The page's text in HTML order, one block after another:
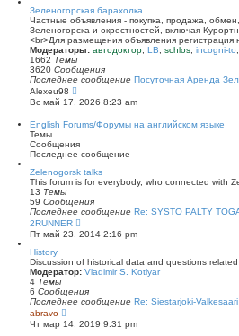
щ
е
н
и
ю
е
д
н
е
м
у
о
щ
н
е
й
т
и
к
п
о
с
л
е
д
е
у
с
о
б
щ
е
н
и
ю
Зеленогорская барахолка
Частные объявления - покупка, продажа,
Зеленогорска и окрестностей, включая
<br>Для размещения объявления регистрация
Модераторы: автодоктор LB schlos incogni-to
1662 Темы
3620 Сообщения
Последнее сообщение Посуточная Аренда
Alexeu98
е
р
й
и
к
п
о
с
е
д
н
е
с
о
б
щ
н
Вс май 17, 2026 8:23 am
English Forums/Форумы на английском языке
Темы
Сообщения
Последнее сообщение
Zelenogorsk talks
This forum is for everybody, who connected with
13 Темы
59 Сообщения
Последнее сообщение Re: SYSTO PALTY
2RUNNER
е
р
й
т
к
п
с
л
Пт май 23, 2014 2:16 pm
History
Discussion of historical data and questions
Модератор: Vladimir S. Kotlyar
4 Темы
6 Сообщения
Последнее сообщение Re: Siestarjoki-Valkesaari
abravo
е
р
Чт мар 14, 2019 9:31 pm